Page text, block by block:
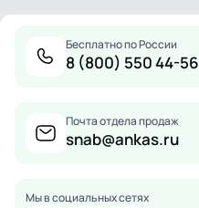
Бесплатно по России
8 (800) 550 44-56
Почта отдела продаж
snab@ankas.ru
Мы в социальных сетях